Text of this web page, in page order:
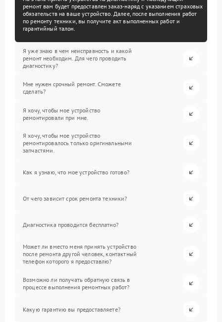
ремонт вам будет предоставлен заказ-наряд с указанием страховых
обязательств на ваше устройство. Далее, после выполнения работ
по ремонту техники, вы получите акт выполненных работ и
гарантийный талон.
Я уже знаю в чем неисправность и какой
ремонт необходим. Для чего проводить
диагностику?
Мне нужен срочный ремонт. Сможете
сделать?
Я хочу, чтобы мое устройство
ремонтировали при мне.
Я хочу, чтобы мое устройство
ремонтировалось только оригинальными
запчастями.
Как я узнаю, что мое устройство готово?
От чего зависит срок ремонта техники?
Диагностика проводится бесплатно?
Может ли вместо меня принять устройство
после ремонта другой человек, контактный
телефон которого я предоставлю?
Возможно ли получать обратную связь в
процессе выполнения ремонтных работ?
Какую гарантию вы предоставляете?